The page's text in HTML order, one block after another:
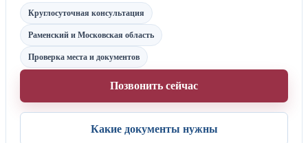
Круглосуточная консультация
Раменский и Московская область
Проверка места и документов
Позвонить сейчас
Какие документы нужны